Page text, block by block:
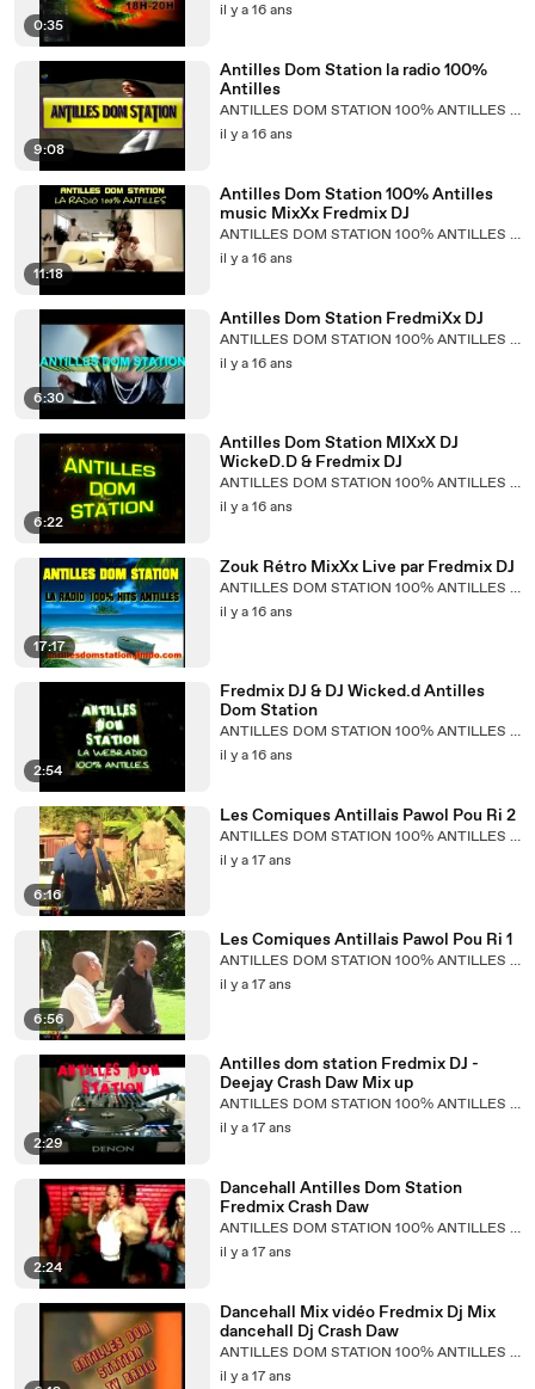
0:35
il y a 16 ans
9:08
Antilles Dom Station la radio 100%
Antilles
ANTILLES DOM STATION 100% ANTILLES MUSIC
il y a 16 ans
11:18
Antilles Dom Station 100% Antilles
music MixXx Fredmix DJ
ANTILLES DOM STATION 100% ANTILLES MUSIC
il y a 16 ans
6:30
Antilles Dom Station FredmiXx DJ
ANTILLES DOM STATION 100% ANTILLES MUSIC
il y a 16 ans
6:22
Antilles Dom Station MIXxX DJ
WickeD.D & Fredmix DJ
ANTILLES DOM STATION 100% ANTILLES MUSIC
il y a 16 ans
17:17
Zouk Rétro MixXx Live par Fredmix DJ
ANTILLES DOM STATION 100% ANTILLES MUSIC
il y a 16 ans
2:54
Fredmix DJ & DJ Wicked.d Antilles
Dom Station
ANTILLES DOM STATION 100% ANTILLES MUSIC
il y a 16 ans
6:16
Les Comiques Antillais Pawol Pou Ri 2
ANTILLES DOM STATION 100% ANTILLES MUSIC
il y a 17 ans
6:56
Les Comiques Antillais Pawol Pou Ri 1
ANTILLES DOM STATION 100% ANTILLES MUSIC
il y a 17 ans
2:29
Antilles dom station Fredmix DJ -
Deejay Crash Daw Mix up
ANTILLES DOM STATION 100% ANTILLES MUSIC
il y a 17 ans
2:24
Dancehall Antilles Dom Station
Fredmix Crash Daw
ANTILLES DOM STATION 100% ANTILLES MUSIC
il y a 17 ans
Dancehall Mix vidéo Fredmix Dj Mix
dancehall Dj Crash Daw
ANTILLES DOM STATION 100% ANTILLES MUSIC
il y a 17 ans